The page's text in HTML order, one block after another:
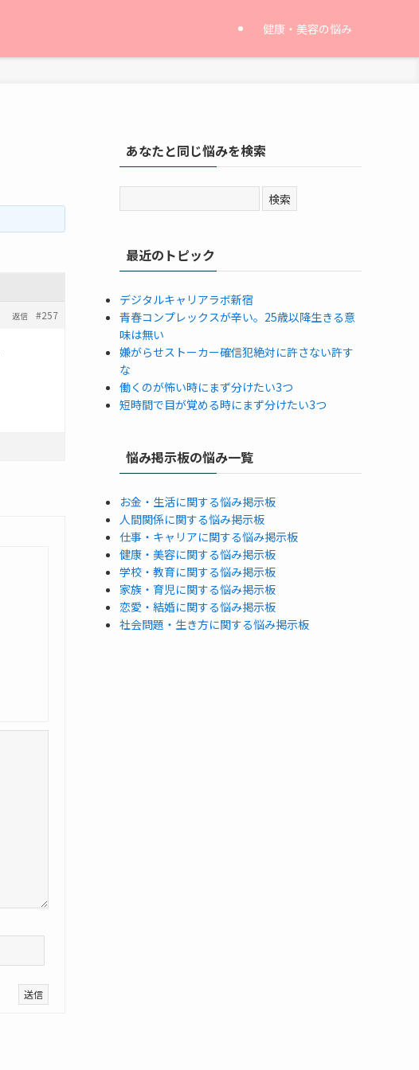
健康・美容の悩み
#257
返信
送信
あなたと同じ悩みを検索
最近のトピック
デジタルキャリアラボ新宿
青春コンプレックスが辛い。25歳以降生きる意
味は無い
嫌がらせストーカー確信犯絶対に許さない許す
な
働くのが怖い時にまず分けたい3つ
短時間で目が覚める時にまず分けたい3つ
悩み掲示板の悩み一覧
お金・生活に関する悩み掲示板
人間関係に関する悩み掲示板
仕事・キャリアに関する悩み掲示板
健康・美容に関する悩み掲示板
学校・教育に関する悩み掲示板
家族・育児に関する悩み掲示板
恋愛・結婚に関する悩み掲示板
社会問題・生き方に関する悩み掲示板